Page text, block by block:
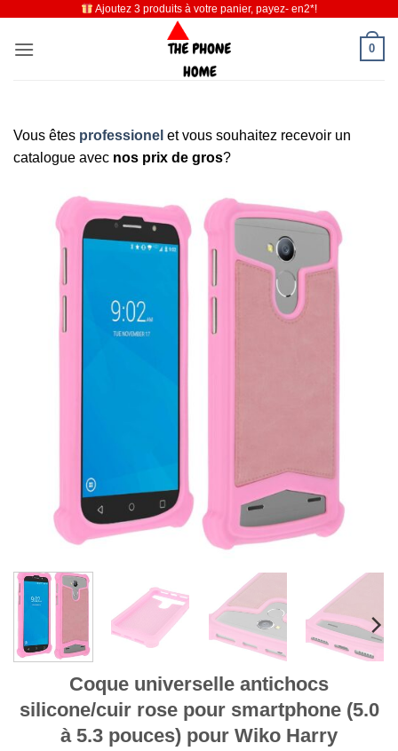
contenu
Ajoutez 3 produits à votre panier, payez- en2*!
0
Vous êtes professionel et vous souhaitez recevoir un
catalogue avec nos prix de gros?
Coque universelle antichocs
silicone/cuir rose pour smartphone (5.0
à 5.3 pouces) pour Wiko Harry